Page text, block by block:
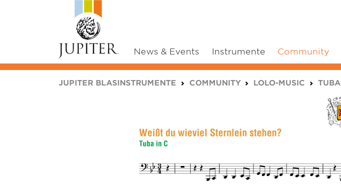
News & Events Instrumente Community
JUPITER BLASINSTRUMENTE COMMUNITY LOLO-MUSIC TUBA